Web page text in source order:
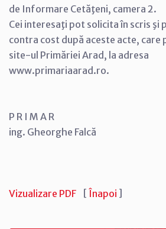
de Informare Cetăţeni, camera 2.
Cei interesaţi pot solicita în scris şi
contra cost după aceste acte, care
site-ul Primăriei Arad, la adresa
www.primariaarad.ro.
P R I M A R
ing. Gheorghe Falcă
Vizualizare PDF [ Înapoi ]